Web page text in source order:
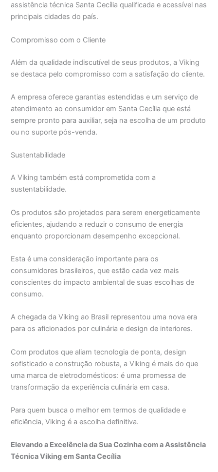
assistência técnica Santa Cecília qualificada e acessível nas
principais cidades do país.
Compromisso com o Cliente
Além da qualidade indiscutível de seus produtos, a Viking
se destaca pelo compromisso com a satisfação do cliente.
A empresa oferece garantias estendidas e um serviço de
atendimento ao consumidor em Santa Cecília que está
sempre pronto para auxiliar, seja na escolha de um produto
ou no suporte pós-venda.
Sustentabilidade
A Viking também está comprometida com a
sustentabilidade.
Os produtos são projetados para serem energeticamente
eficientes, ajudando a reduzir o consumo de energia
enquanto proporcionam desempenho excepcional.
Esta é uma consideração importante para os
consumidores brasileiros, que estão cada vez mais
conscientes do impacto ambiental de suas escolhas de
consumo.
A chegada da Viking ao Brasil representou uma nova era
para os aficionados por culinária e design de interiores.
Com produtos que aliam tecnologia de ponta, design
sofisticado e construção robusta, a Viking é mais do que
uma marca de eletrodomésticos: é uma promessa de
transformação da experiência culinária em casa.
Para quem busca o melhor em termos de qualidade e
eficiência, Viking é a escolha definitiva.
Elevando a Excelência da Sua Cozinha com a Assistência
Técnica Viking em Santa Cecília